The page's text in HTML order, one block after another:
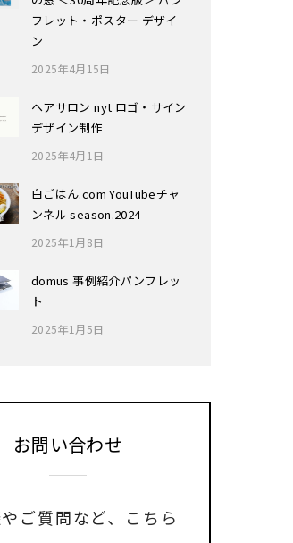
フレット・ポスター デザイ
ン
2025年4月15日
ヘアサロン nyt ロゴ・サイン
デザイン制作
2025年4月1日
白ごはん.com YouTubeチャ
ンネル season.2024
2025年1月8日
domus 事例紹介パンフレッ
ト
2025年1月5日
お問い合わせ
ご質問など、
こちら